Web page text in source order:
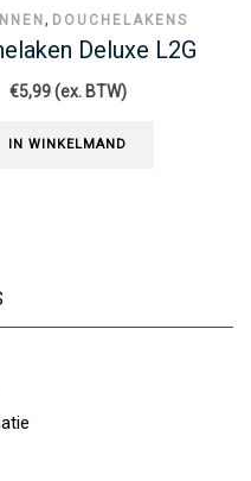
,BADMATTEN
Deluxe L2G
€3,51(ex. BTW)
IN WINKELMAND